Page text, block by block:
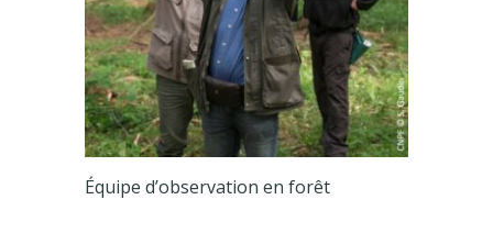
Équipe d’observation en forêt